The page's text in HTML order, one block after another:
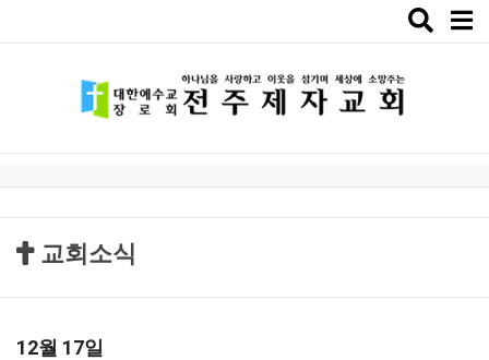
Toggle
교회소식
12월 17일